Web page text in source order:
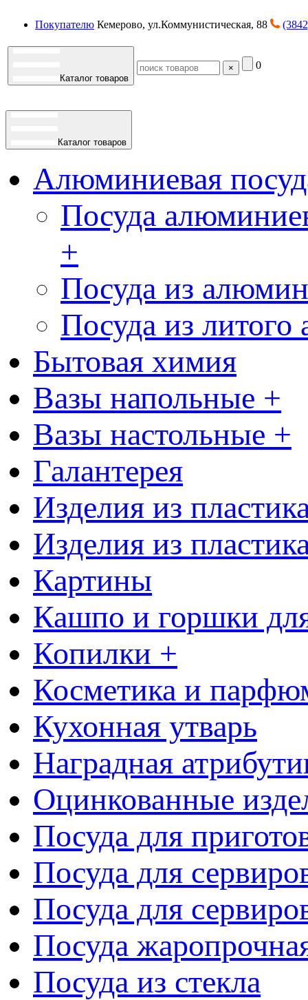
Покупателю Кемерово, ул.Коммунистическая, 88
Каталог товаров
× 0
Каталог товаров
Алюминиевая
Посуда
+
Посуда из
Посуда из
Бытовая химия
Вазы напольные +
Вазы настольные +
Галантерея
Изделия из
Изделия из
Картины
Кашпо и горшки
Копилки +
Косметика и
Кухонная утварь
Наградная
Оцинкованные
Посуда для
Посуда для
Посуда для
Посуда
Посуда из стекла